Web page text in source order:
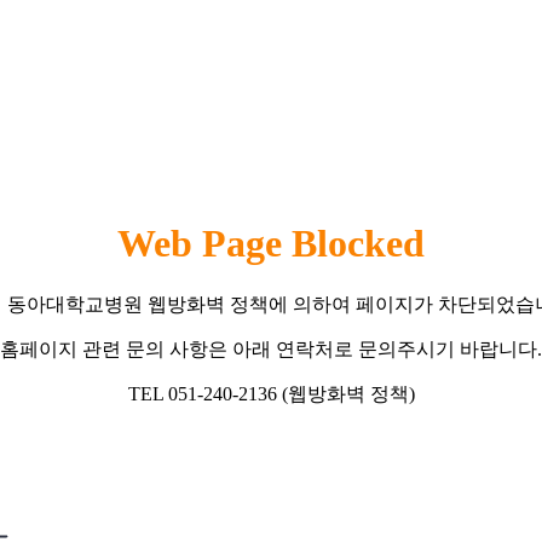
Web Page Blocked
동아대학교병원 웹방화벽 정책에 의하여 페이지가 차단되었습
홈페이지 관련 문의 사항은 아래 연락처로 문의주시기 바랍니다.
TEL 051-240-2136 (웹방화벽 정책)